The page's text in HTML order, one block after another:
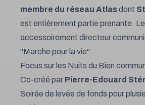
membre du réseau Atlasdont
est entièrement partie prenante.
accessoirement directeur
"Marche pour la vie".
Focus sur les Nuits du Bien
Co-créé par Pierre-Edouard
Soirée de levée de fonds pour